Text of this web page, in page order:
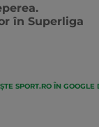
în Superliga
SPORT.RO ÎN GOOGLE